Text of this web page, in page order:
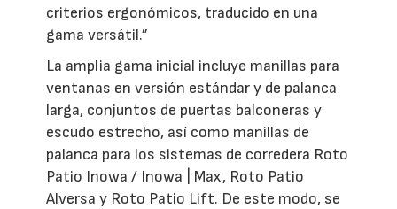
criterios ergonómicos, traducido en una
gama versátil.”
La amplia gama inicial incluye manillas para
ventanas en versión estándar y de palanca
larga, conjuntos de puertas balconeras y
escudo estrecho, así como manillas de
palanca para los sistemas de corredera Roto
Patio Inowa / Inowa | Max, Roto Patio
Alversa y Roto Patio Lift. De este modo, se